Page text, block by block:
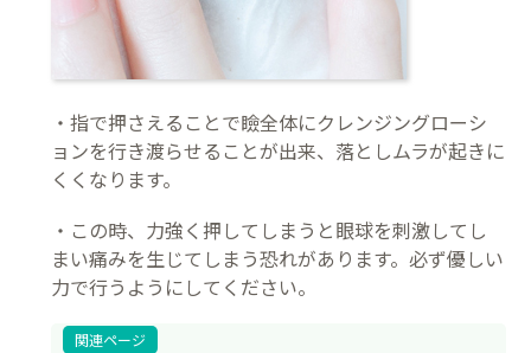
・指で押さえることで瞼全体にクレンジングローシ
ョンを行き渡らせることが出来、落としムラが起きに
くくなります。
・この時、力強く押してしまうと眼球を刺激してし
まい痛みを生じてしまう恐れがあります。必ず優しい
力で行うようにしてください。
関連ページ